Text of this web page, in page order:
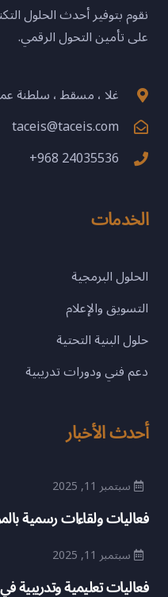
نقوم بتوفير أحدث الحلول
على تأمين التحول الرقمي.
غلا ، مسقط ، سلطنة
taceis@taceis.com
+968 24035536
الخدمات
الحلول البرمجية
التسويق والإعلام
حلول البنية التحتية
دعم فني ودورات تدريبية
أحدث الأخبار
سبتمبر 11, 2025
فعاليات ولقاءات رسمية
سبتمبر 11, 2025
فعاليات تعليمية وتدريبية